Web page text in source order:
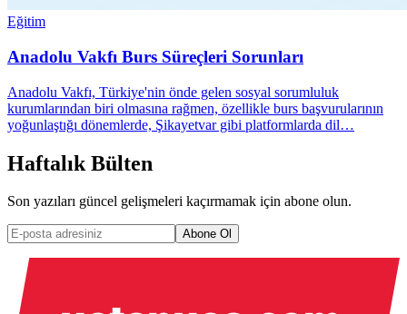
Eğitim
Anadolu Vakfı Burs Süreçleri Sorunları
Anadolu Vakfı, Türkiye'nin önde gelen sosyal sorumluluk
kurumlarından biri olmasına rağmen, özellikle burs başvurularının
yoğunlaştığı dönemlerde, Şikayetvar gibi platformlarda dil…
Haftalık Bülten
Son yazıları güncel gelişmeleri kaçırmamak için abone olun.
Abone Ol